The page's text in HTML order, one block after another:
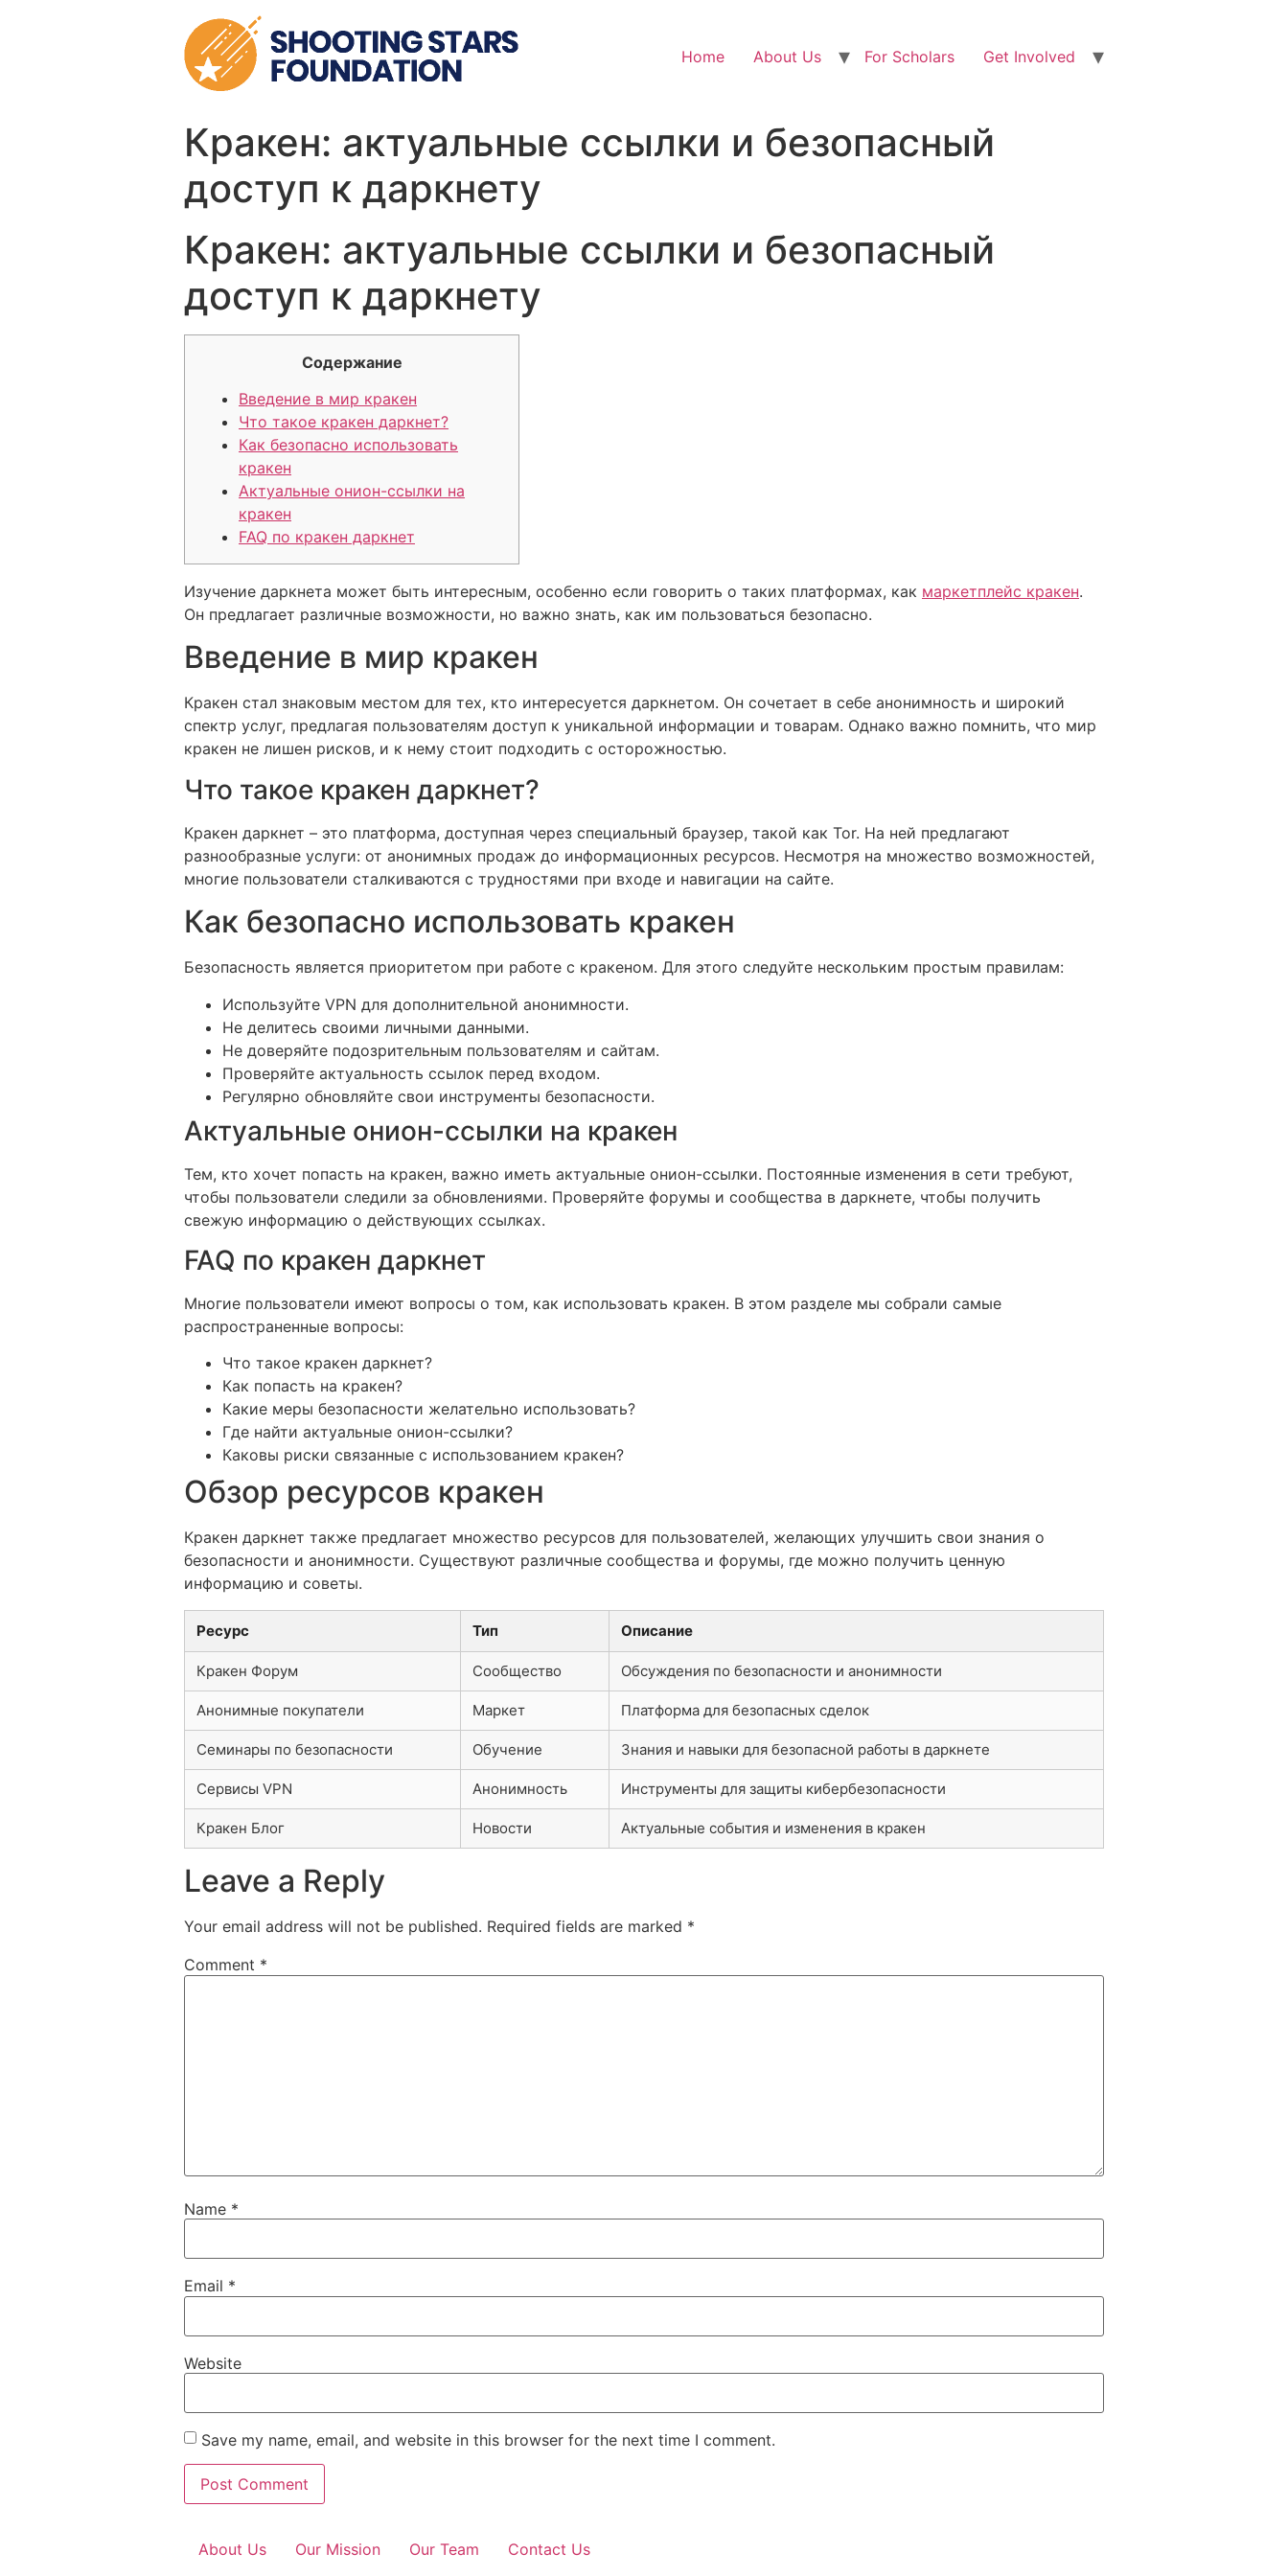
Home About Us For Scholars Get Involved
Кракен: актуальные ссылки и безопасный
доступ к даркнету
Кракен: актуальные ссылки и безопасный
доступ к даркнету
Содержание
Введение в мир кракен
Что такое кракен даркнет?
Как безопасно использовать
кракен
Актуальные онион-ссылки на
кракен
FAQ по кракен даркнет
Изучение даркнета может быть интересным, особенно если говорить о таких платформах, как маркетплейс кракен.
Он предлагает различные возможности, но важно знать, как им пользоваться безопасно.
Введение в мир кракен
Кракен стал знаковым местом для тех, кто интересуется даркнетом. Он сочетает в себе анонимность и широкий
спектр услуг, предлагая пользователям доступ к уникальной информации и товарам. Однако важно помнить, что мир
кракен не лишен рисков, и к нему стоит подходить с осторожностью.
Что такое кракен даркнет?
Кракен даркнет – это платформа, доступная через специальный браузер, такой как Tor. На ней предлагают
разнообразные услуги: от анонимных продаж до информационных ресурсов. Несмотря на множество возможностей,
многие пользователи сталкиваются с трудностями при входе и навигации на сайте.
Как безопасно использовать кракен
Безопасность является приоритетом при работе с кракеном. Для этого следуйте нескольким простым правилам:
Используйте VPN для дополнительной анонимности.
Не делитесь своими личными данными.
Не доверяйте подозрительным пользователям и сайтам.
Проверяйте актуальность ссылок перед входом.
Регулярно обновляйте свои инструменты безопасности.
Актуальные онион-ссылки на кракен
Тем, кто хочет попасть на кракен, важно иметь актуальные онион-ссылки. Постоянные изменения в сети требуют,
чтобы пользователи следили за обновлениями. Проверяйте форумы и сообщества в даркнете, чтобы получить
свежую информацию о действующих ссылках.
FAQ по кракен даркнет
Многие пользователи имеют вопросы о том, как использовать кракен. В этом разделе мы собрали самые
распространенные вопросы:
Что такое кракен даркнет?
Как попасть на кракен?
Какие меры безопасности желательно использовать?
Где найти актуальные онион-ссылки?
Каковы риски связанные с использованием кракен?
Обзор ресурсов кракен
Кракен даркнет также предлагает множество ресурсов для пользователей, желающих улучшить свои знания о
безопасности и анонимности. Существуют различные сообщества и форумы, где можно получить ценную
информацию и советы.
Ресурс Тип Описание
Кракен Форум Сообщество Обсуждения по безопасности и анонимности
Анонимные покупатели Маркет Платформа для безопасных сделок
Семинары по безопасности Обучение Знания и навыки для безопасной работы в даркнете
Сервисы VPN Анонимность Инструменты для защиты кибербезопасности
Кракен Блог Новости Актуальные события и изменения в кракен
Leave a Reply
Your email address will not be published. Required fields are marked *
Comment *
Name *
Email *
Website
Save my name, email, and website in this browser for the next time I comment.
About Us Our Mission Our Team Contact Us